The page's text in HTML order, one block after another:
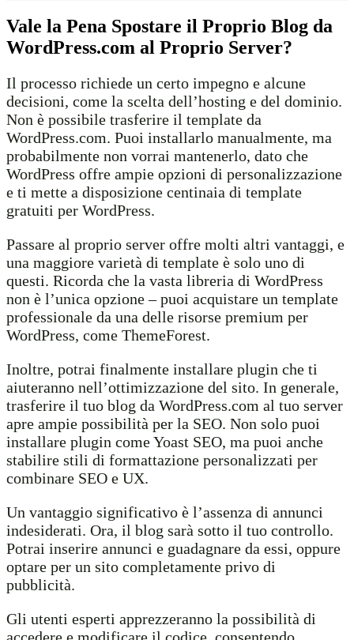
Vale la Pena Spostare il Proprio Blog da
WordPress.com al Proprio Server?
Il processo richiede un certo impegno e alcune
decisioni, come la scelta dell’hosting e del dominio.
Non è possibile trasferire il template da
WordPress.com. Puoi installarlo manualmente, ma
probabilmente non vorrai mantenerlo, dato che
WordPress offre ampie opzioni di personalizzazione
e ti mette a disposizione centinaia di template
gratuiti per WordPress.
Passare al proprio server offre molti altri vantaggi, e
una maggiore varietà di template è solo uno di
questi. Ricorda che la vasta libreria di WordPress
non è l’unica opzione – puoi acquistare un template
professionale da una delle risorse premium per
WordPress, come ThemeForest.
Inoltre, potrai finalmente installare plugin che ti
aiuteranno nell’ottimizzazione del sito. In generale,
trasferire il tuo blog da WordPress.com al tuo server
apre ampie possibilità per la SEO. Non solo puoi
installare plugin come Yoast SEO, ma puoi anche
stabilire stili di formattazione personalizzati per
combinare SEO e UX.
Un vantaggio significativo è l’assenza di annunci
indesiderati. Ora, il blog sarà sotto il tuo controllo.
Potrai inserire annunci e guadagnare da essi, oppure
optare per un sito completamente privo di
pubblicità.
Gli utenti esperti apprezzeranno la possibilità di